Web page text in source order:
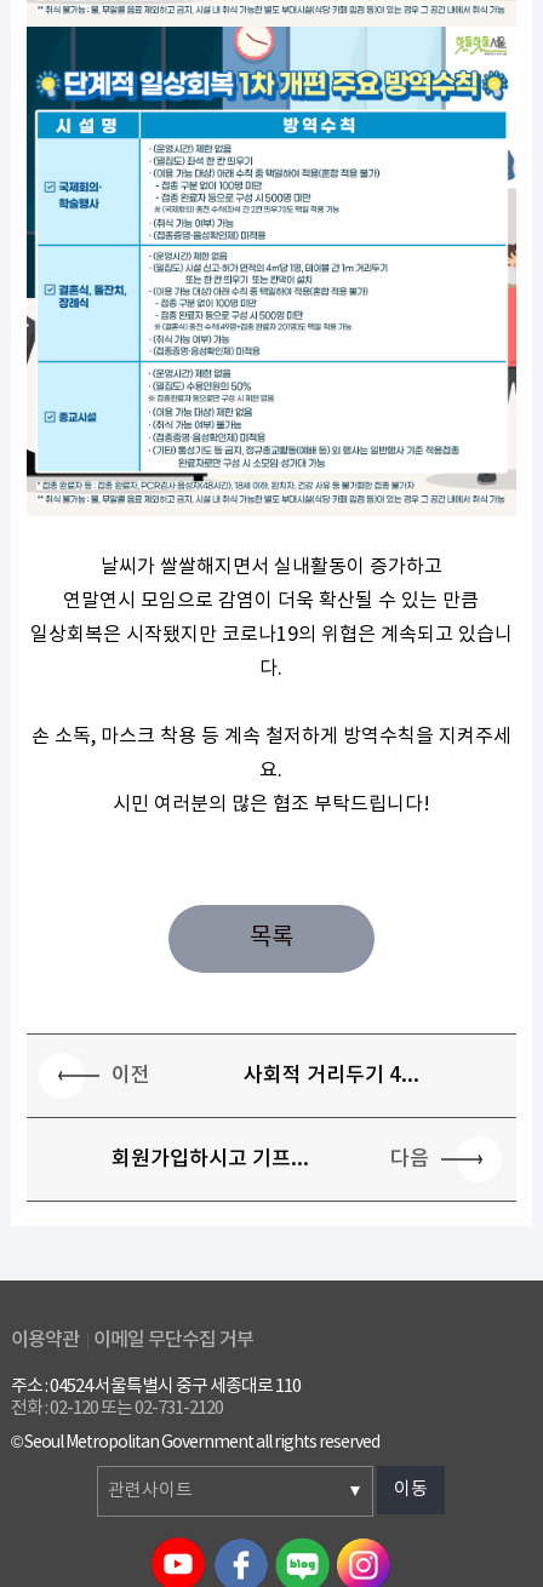
날씨가 쌀쌀해지면서 실내활동이 증가하고
연말연시 모임으로 감염이 더욱 확산될 수 있는 만큼
일상회복은 시작됐지만 코로나19의 위협은 계속되고 있습니
다.
손 소독, 마스크 착용 등 계속 철저하게 방역수칙을 지켜주세
요.
시민 여러분의 많은 협조 부탁드립니다!
목록
이전 사회적 거리두기 4...
회원가입하시고 기프... 다음
이용약관 이메일 무단수집 거부
주소 : 04524 서울특별시 중구 세종대로 110
전화 : 02-120 또는 02-731-2120
© Seoul Metropolitan Government all rights reserved
관련사이트 이동